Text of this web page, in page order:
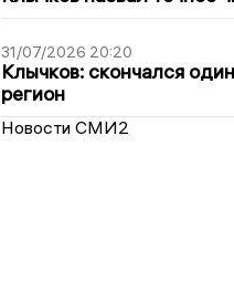
31/07/2026 20:20
Клычков: скончался
регион
Новости СМИ2